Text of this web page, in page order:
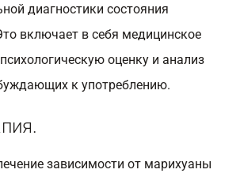
диагностики состояния
включает в себя медицинское
оценку и анализ
к употреблению.
зависимости от марихуаны